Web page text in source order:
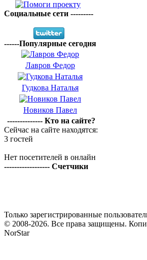
Социальные сети ---------
------Популярные сегодня
Лавров Федор
Гудкова Наталья
Новиков Павел
-------------- Кто на сайте?
Сейчас на сайте находятся:
3 гостей
Нет посетителей в онлайн
------------------ Счетчики
Только зарегистрированные
© 2008-2026. Все права защищены.
NorStar